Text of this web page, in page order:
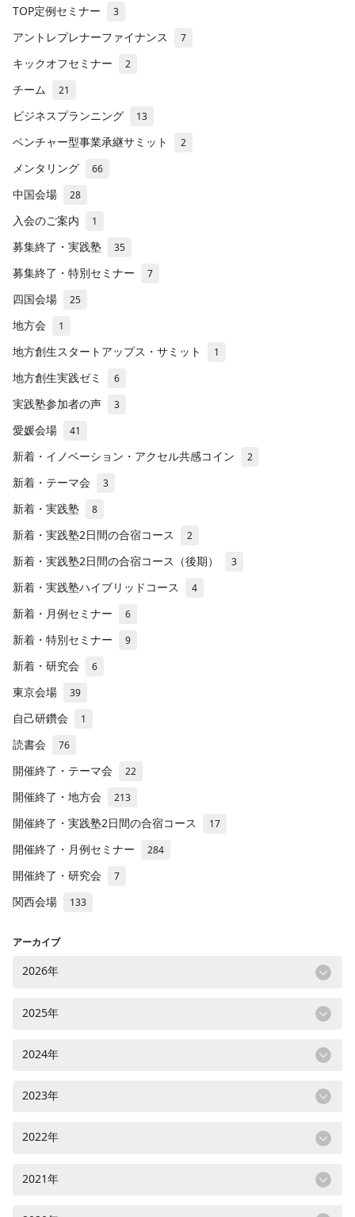
TOP定例セミナー 3
アントレプレナーファイナンス 7
キックオフセミナー 2
チーム 21
ビジネスプランニング 13
ベンチャー型事業承継サミット 2
メンタリング 66
中国会場 28
入会のご案内 1
募集終了・実践塾 35
募集終了・特別セミナー 7
四国会場 25
地方会 1
地方創生スタートアップス・サミット 1
地方創生実践ゼミ 6
実践塾参加者の声 3
愛媛会場 41
新着・イノベーション・アクセル共感コイン 2
新着・テーマ会 3
新着・実践塾 8
新着・実践塾2日間の合宿コース 2
新着・実践塾2日間の合宿コース（後期） 3
新着・実践塾ハイブリッドコース 4
新着・月例セミナー 6
新着・特別セミナー 9
新着・研究会 6
東京会場 39
自己研鑽会 1
読書会 76
開催終了・テーマ会 22
開催終了・地方会 213
開催終了・実践塾2日間の合宿コース 17
開催終了・月例セミナー 284
開催終了・研究会 7
関西会場 133
アーカイブ
2026年
2025年
2024年
2023年
2022年
2021年